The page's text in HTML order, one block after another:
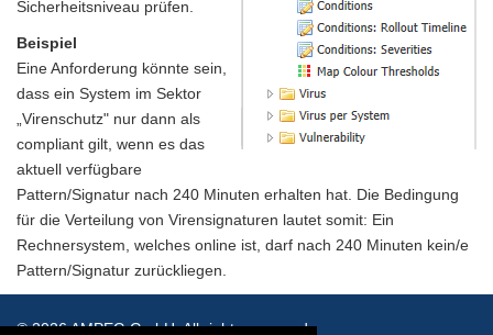
Sicherheitsniveau prüfen.
Beispiel
Eine Anforderung könnte sein,
dass ein System im Sektor
„Virenschutz" nur dann als
compliant gilt, wenn es das
aktuell verfügbare
Pattern/Signatur nach 240 Minuten erhalten hat. Die Bedingung
für die Verteilung von Virensignaturen lautet somit: Ein
Rechnersystem, welches online ist, darf nach 240 Minuten kein/e
Pattern/Signatur zurückliegen.
© 2026 AMPEG GmbH. All rights reserved.